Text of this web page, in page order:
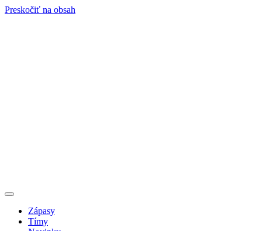
Preskočiť na obsah
Zápasy
Tímy